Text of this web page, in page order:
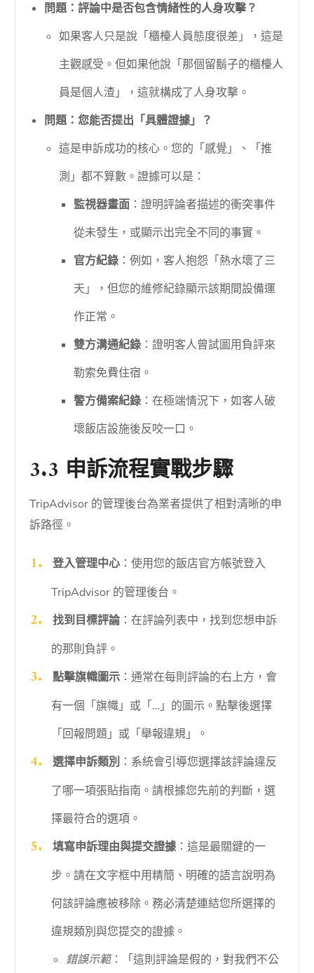
問題：評論中是否包含情緒性的人身攻擊？
如果客人只是說「櫃檯人員態度很差」，這是
主觀感受。但如果他說「那個留鬍子的櫃檯人
員是個人渣」，這就構成了人身攻擊。
問題：您能否提出「具體證據」？
這是申訴成功的核心。您的「感覺」、「推
測」都不算數。證據可以是：
監視器畫面：證明評論者描述的衝突事件
從未發生，或顯示出完全不同的事實。
官方紀錄：例如，客人抱怨「熱水壞了三
天」，但您的維修紀錄顯示該期間設備運
作正常。
雙方溝通紀錄：證明客人曾試圖用負評來
勒索免費住宿。
警方備案紀錄：在極端情況下，如客人破
壞飯店設施後反咬一口。
3.3 申訴流程實戰步驟
TripAdvisor 的管理後台為業者提供了相對清晰的申
訴路徑。
登入管理中心：使用您的飯店官方帳號登入
TripAdvisor 的管理後台。
找到目標評論：在評論列表中，找到您想申訴
的那則負評。
點擊旗幟圖示：通常在每則評論的右上方，會
有一個「旗幟」或「…」的圖示。點擊後選擇
「回報問題」或「舉報違規」。
選擇申訴類別 ：系統會引導您選擇該評論違反
了哪一項張貼指南。請根據您先前的判斷，選
擇最符合的選項。
填寫申訴理由與提交證據：這是最關鍵的一
步。請在文字框中用精簡、明確的語言說明為
何該評論應被移除。務必清楚連結您所選擇的
違規類別與您提交的證據。
錯誤示範：「這則評論是假的，對我們不公